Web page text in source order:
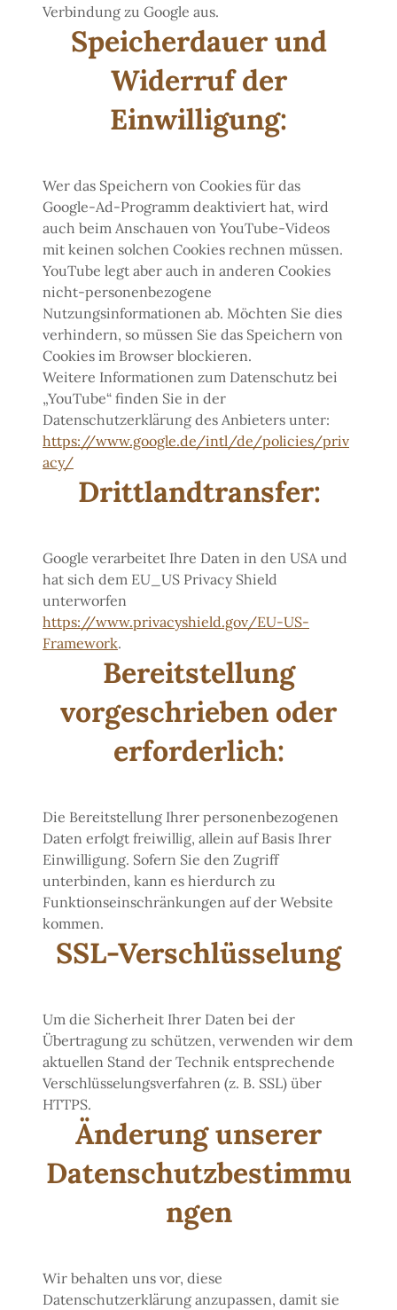
Verbindung zu Google aus.
Speicherdauer und
Widerruf der
Einwilligung:
Wer das Speichern von Cookies für das
Google-Ad-Programm deaktiviert hat, wird
auch beim Anschauen von YouTube-Videos
mit keinen solchen Cookies rechnen müssen.
YouTube legt aber auch in anderen Cookies
nicht-personenbezogene
Nutzungsinformationen ab. Möchten Sie dies
verhindern, so müssen Sie das Speichern von
Cookies im Browser blockieren.
Weitere Informationen zum Datenschutz bei
„YouTube“ finden Sie in der
Datenschutzerklärung des Anbieters unter:
https://www.google.de/intl/de/policies/priv
acy/
Drittlandtransfer:
Google verarbeitet Ihre Daten in den USA und
hat sich dem EU_US Privacy Shield
unterworfen
https://www.privacyshield.gov/EU-US-
Framework.
Bereitstellung
vorgeschrieben oder
erforderlich:
Die Bereitstellung Ihrer personenbezogenen
Daten erfolgt freiwillig, allein auf Basis Ihrer
Einwilligung. Sofern Sie den Zugriff
unterbinden, kann es hierdurch zu
Funktionseinschränkungen auf der Website
kommen.
SSL-Verschlüsselung
Um die Sicherheit Ihrer Daten bei der
Übertragung zu schützen, verwenden wir dem
aktuellen Stand der Technik entsprechende
Verschlüsselungsverfahren (z. B. SSL) über
HTTPS.
Änderung unserer
Datenschutzbestimmu
ngen
Wir behalten uns vor, diese
Datenschutzerklärung anzupassen, damit sie